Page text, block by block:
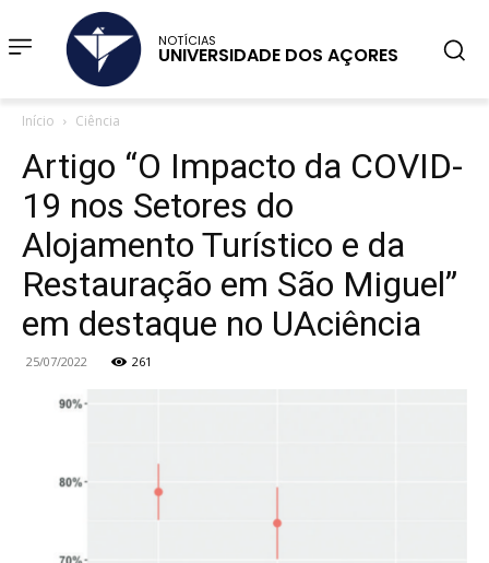
NOTÍCIAS
UNIVERSIDADE DOS AÇORES
Início Ciência
Artigo “O Impacto da COVID-
19 nos Setores do
Alojamento Turístico e da
Restauração em São Miguel”
em destaque no UAciência
25/07/2022 261